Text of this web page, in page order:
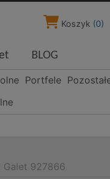
Koszyk (0)
BLOG
Portfele
Galet 927866